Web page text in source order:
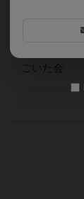
ごいた会